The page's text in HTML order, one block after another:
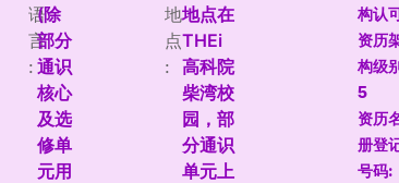
语
言
:
(除
部分
通识
核心
及选
修单
元用
地
点
:
地点在
THEi
高科院
柴湾校
园，部
分通识
单元上
构认
资历
构级
5
资历
册登
号码: